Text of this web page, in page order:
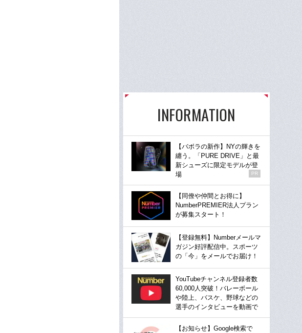
INFORMATION
【バボラの新作】NYの輝きを
纏う。「PURE DRIVE」と最
新シューズに限定モデルが登
場
PR
【同僚や仲間とお得に】
NumberPREMIER法人プラン
が募集スタート！
【登録無料】Numberメールマ
ガジン好評配信中。スポーツ
の「今」をメールでお届け！
YouTubeチャンネル登録者数
60,000人突破！バレーボール
や陸上、バスケ、野球などの
選手のインタビューを動画で
【お知らせ】Google検索で